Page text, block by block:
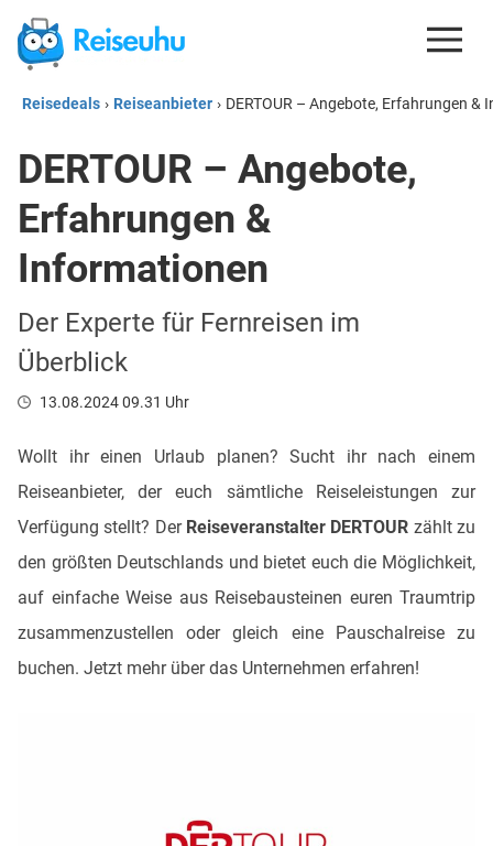
REISEDEALS
GUTSCHEINE
KREDITKARTEN
ESIM
REISEBLOG
Reisedeals › Reiseanbieter › DERTOUR – Angebote, Erfahrungen &
DERTOUR – Angebote,
Erfahrungen &
Informationen
Der Experte für Fernreisen im
Überblick
13.08.2024 09.31 Uhr
Wollt ihr einen Urlaub planen? Sucht ihr nach einem
Reiseanbieter, der euch sämtliche Reiseleistungen zur
Verfügung stellt? Der Reiseveranstalter DERTOUR zählt zu
den größten Deutschlands und bietet euch die Möglichkeit,
auf einfache Weise aus Reisebausteinen euren Traumtrip
zusammenzustellen oder gleich eine Pauschalreise zu
buchen. Jetzt mehr über das Unternehmen erfahren!